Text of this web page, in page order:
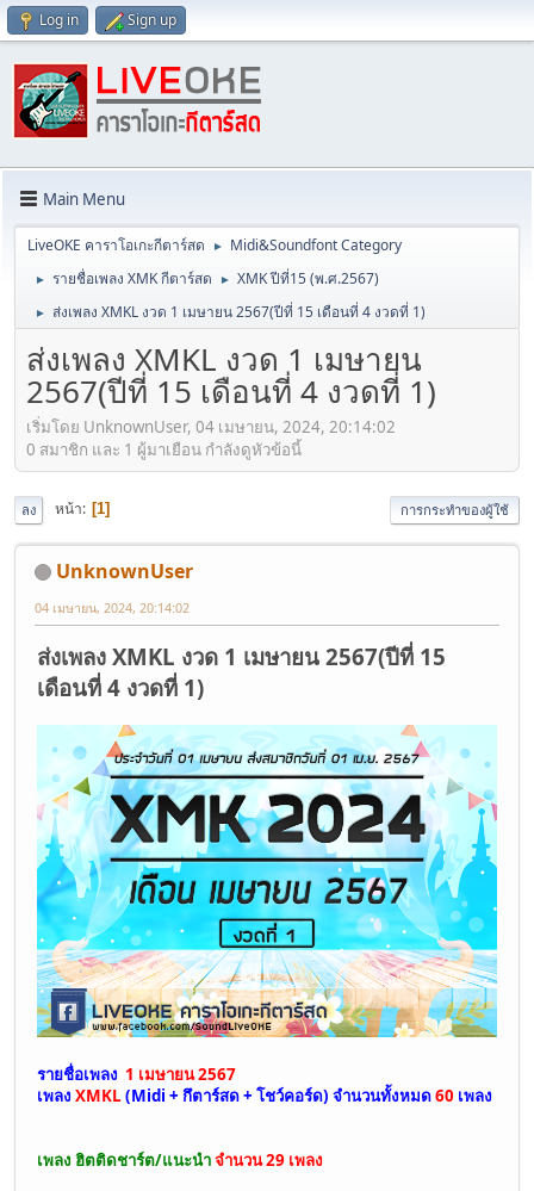
Log in Sign up
Main Menu
LiveOKE คาราโอเกะกีตาร์สด ► Midi&Soundfont Category
► รายชื่อเพลง XMK กีตาร์สด ► XMK ปีที่15 (พ.ศ.2567)
► ส่งเพลง XMKL งวด 1 เมษายน 2567(ปีที่ 15 เดือนที่ 4 งวดที่ 1)
ส่งเพลง XMKL งวด 1 เมษายน
2567(ปีที่ 15 เดือนที่ 4 งวดที่ 1)
เริ่มโดย UnknownUser, 04 เมษายน, 2024, 20:14:02
0 สมาชิก และ 1 ผู้มาเยือน กำลังดูหัวข้อนี้
ลง หน้า 1 การกระทำของผู้ใช้
UnknownUser
04 เมษายน, 2024, 20:14:02
ส่งเพลง XMKL งวด 1 เมษายน 2567(ปีที่ 15
เดือนที่ 4 งวดที่ 1)
รายชื่อเพลง 1 เมษายน 2567
เพลง XMKL (Midi + กึตาร์สด + โชว์คอร์ด) จำนวนทั้งหมด60 เพลง
เพลง ฮิตติดชาร์ต/แนะนำจำนวน 29 เพลง